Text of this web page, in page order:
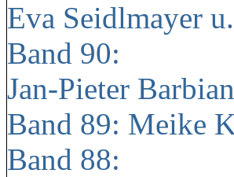
Eva Seidlmayer
Band 90:
Jan-Pieter Barbian
Band 89: Meike
Band 88: